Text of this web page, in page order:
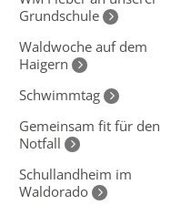
Grundschule
Waldwoche auf dem
Haigern
Schwimmtag
Gemeinsam fit für den
Notfall
Schullandheim im
Waldorado